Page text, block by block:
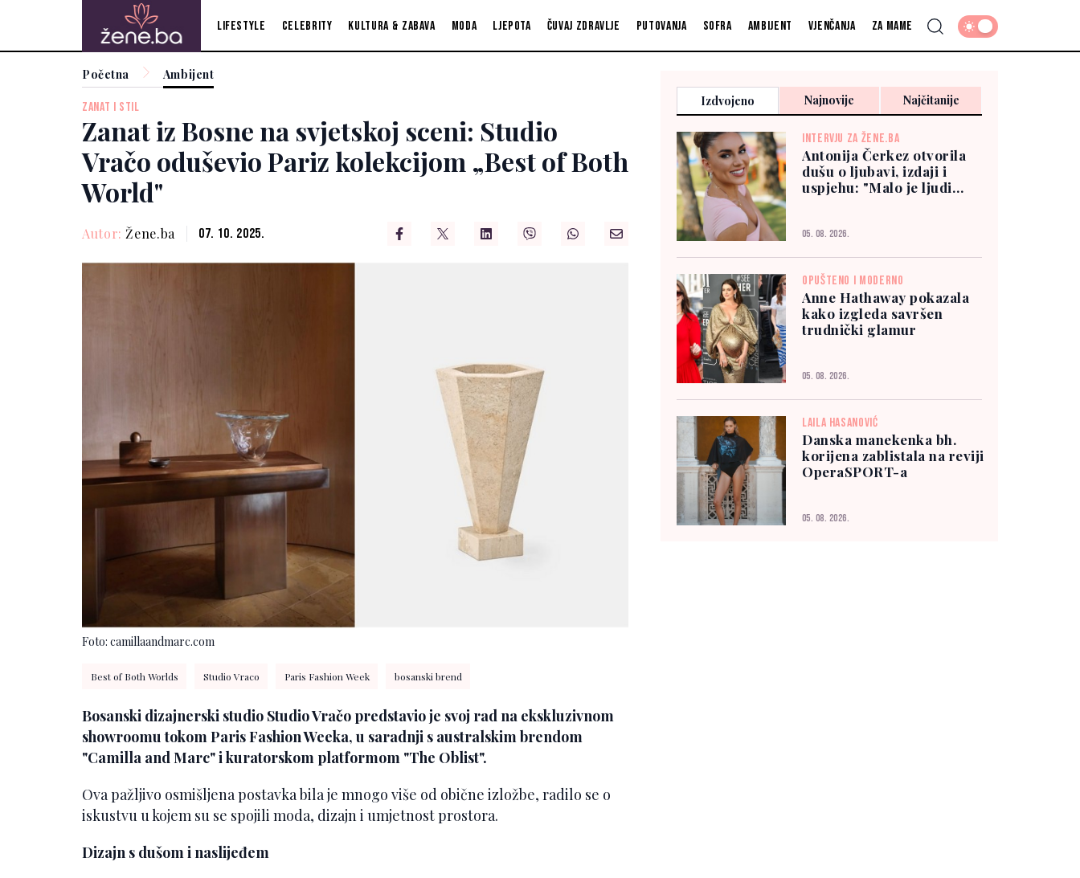
Lifestyle Celebrity Kultura & zabava Moda Ljepota Čuvaj zdravlje Putovanja Sofra Ambijent Vjenčanja Za mame
Početna Ambijent
ZANAT I STIL
Zanat iz Bosne na svjetskoj sceni: Studio
Vračo oduševio Pariz kolekcijom „Best of Both
World"
Autor: Žene.ba 07. 10. 2025.
Foto: camillaandmarc.com
Best of Both Worlds Studio Vraco Paris Fashion Week bosanski brend
Bosanski dizajnerski studio Studio Vračo predstavio je svoj rad na ekskluzivnom
showroomu tokom Paris Fashion Weeka, u saradnji s australskim brendom
"Camilla and Marc" i kuratorskom platformom "The Oblist".
Ova pažljivo osmišljena postavka bila je mnogo više od obične izložbe, radilo se o
iskustvu u kojem su se spojili moda, dizajn i umjetnost prostora.
Dizajn s dušom i naslijeđem
Izdvojeno Najnovije Najčitanije
INTERVJU ZA ŽENE.BA
Antonija Čerkez otvorila
dušu o ljubavi, izdaji i
uspjehu: "Malo je ljudi
05. 08. 2026.
OPUŠTENO I MODERNO
Anne Hathaway pokazala
kako izgleda savršen
trudnički glamur
05. 08. 2026.
LAILA HASANOVIĆ
Danska manekenka bh.
korijena zablistala na reviji
OperaSPORT-a
05. 08. 2026.